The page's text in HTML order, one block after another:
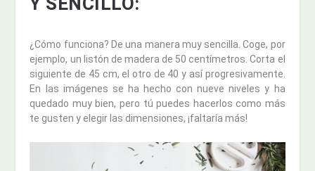
¿Cómo funciona? De una manera muy sencilla. Coge, por
ejemplo, un listón de madera de 50 centímetros. Corta el
siguiente de 45 cm, el otro de 40 y así progresivamente.
En las imágenes se ha hecho con nueve niveles y ha
quedado muy bien, pero tú puedes hacerlos como más
te gusten y elegir las dimensiones, ¡faltaría más!